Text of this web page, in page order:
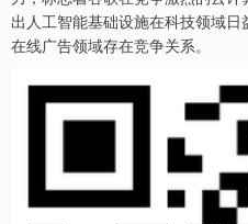
出人工智能基础设施在科技领域
在线广告领域存在竞争关系。